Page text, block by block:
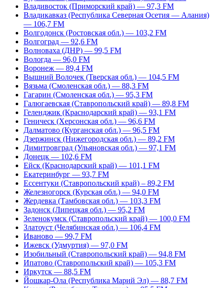
Владивосток (Приморский край) — 97,3 FM
Владикавказ (Республика Северная Осетия — Алания)
— 106,7 FM
Волгодонск (Ростовская обл.) — 103,2 FM
Волгоград — 92,6 FM
Волноваха (ДНР) — 99,5 FM
Вологда — 96,0 FM
Воронеж — 89,4 FM
Вышний Волочек (Тверская обл.) — 104,5 FM
Вязьма (Смоленская обл.) — 88,3 FM
Гагарин (Смоленская обл.) — 95,3 FM
Галюгаевская (Ставропольский край) — 89,8 FM
Геленджик (Краснодарский край) — 93,1 FM
Геническ (Херсонская обл.) — 96,6 FM
Далматово (Курганская обл.) — 96,5 FM
Дзержинск (Нижегородская обл.) — 89,2 FM
Димитровград (Ульяновская обл.) — 97,1 FM
Донецк — 102,6 FM
Ейск (Краснодарский край) — 101,1 FM
Екатеринбург — 93,7 FM
Ессентуки (Ставропольский край) – 89,2 FM
Железногорск (Курская обл.) — 94,0 FM
Жердевка (Тамбовская обл.) — 103,3 FM
Задонск (Липецкая обл.) — 95,2 FM
Зеленокумск (Ставропольский край) — 100,0 FM
Златоуст (Челябинская обл.) — 106,4 FM
Иваново — 99,7 FM
Ижевск (Удмуртия) — 97,0 FM
Изобильный (Ставропольский край) — 94,8 FM
Ипатово (Ставропольский край) — 105,3 FM
Иркутск — 88,5 FM
Йошкар-Ола (Республика Марий Эл) — 88,7 FM